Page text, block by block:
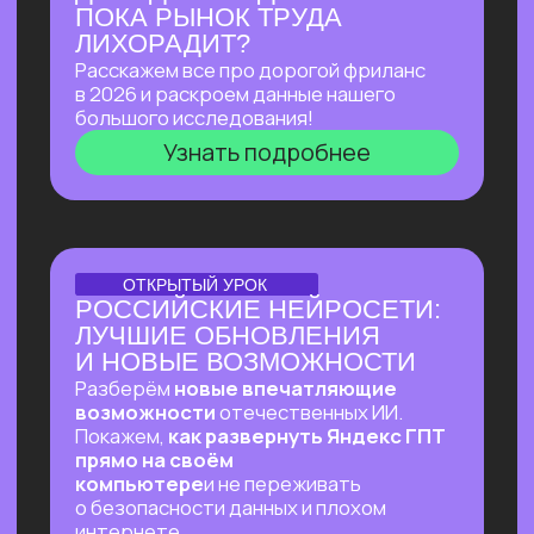
ПЕРВЫЙ ОНЛАЙН-ПРАКТИКУМ
ПО ИИ-ЭКОСИСТЕМЕ
GOOGLE В РУССКОЯЗЫЧНОМ
ПРОСТРАНСТВЕ
В прямом эфире покажем, как
автоматизировать ежедневные
процессы в гугл-таблицах
и документах, как создавать из них
полный цикл контента — от текстов
инструменты Google на полную!
Узнать подробнее
ОНЛАЙН-ПРАКТИКУМ
ВАЙБ-ПРАКТИКУМ
ПО ВАЙБ-КОДИНГУ
Собираем ИИ-агента, который в режиме
реального времени разбирает почту,
отвечает на письма, уведомляет
в Телеграм о самых важных и присылает
ежедневный отчет!